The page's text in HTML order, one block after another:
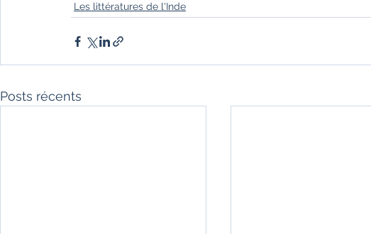
Les littératures de l'Inde
Posts récents